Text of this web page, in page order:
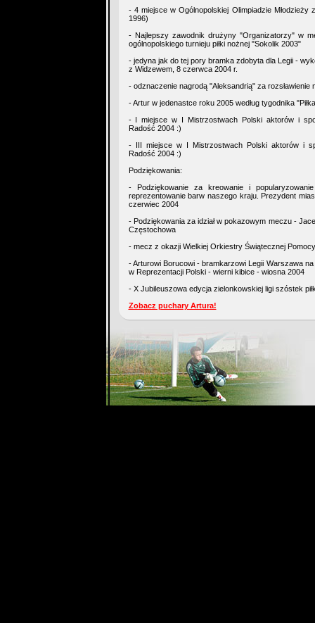
- 4 miejsce w Ogólnopolskiej Olimpiadzie Młodzieży
1996)
- Najlepszy zawodnik drużyny "Organizatorzy" w
ogólnopolskiego turnieju piłki nożnej "Sokolik 2003"
- jedyna jak do tej pory bramka zdobyta dla Legii -
z Widzewem, 8 czerwca 2004 r.
- odznaczenie nagrodą "Aleksandrią" za rozsławienie
- Artur w jedenastce roku 2005 według tygodnika
- I miejsce w I Mistrzostwach Polski aktorów i
Radość 2004 :)
- III miejsce w I Mistrzostwach Polski aktorów i
Radość 2004 :)
Podziękowania:
- Podziękowanie za kreowanie i
reprezentowanie barw naszego kraju. Prezydent
czerwiec 2004
- Podziękowania za idział w pokazowym meczu -
Częstochowa
- mecz z okazji Wielkiej Orkiestry Świątecznej Pomocy
- Arturowi Borucowi - bramkarzowi Legii Warszawa
w Reprezentacji Polski - wierni kibice - wiosna 2004
- X Jubileuszowa edycja zielonkowskiej ligi szóstek
Zobacz puchary Artura!